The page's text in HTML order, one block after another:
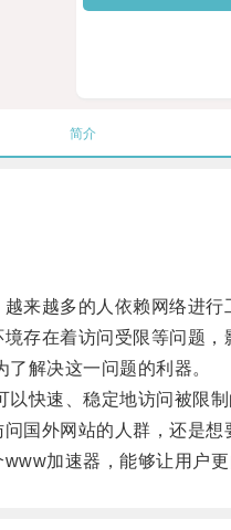
简介
越多的人依赖网络进行
在着访问受限等问题，
解决这一问题的利器。
速、稳定地访问被限制
外网站的人群，还是想
加速器，能够让用户更